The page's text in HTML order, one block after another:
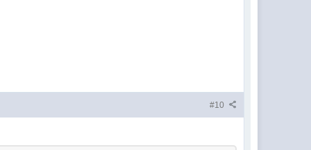
#10